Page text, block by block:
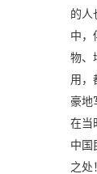
的人
中，
物、
用，
豪地
在当
中
之处